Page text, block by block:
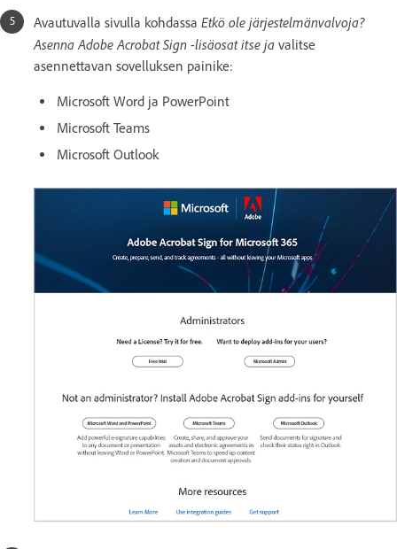
Avautuvalla sivulla kohdassa Etkö ole järjestelmänvalvoja?
Asenna Adobe Acrobat Sign -lisäosat itse ja valitse
asennettavan sovelluksen painike:
Microsoft Word ja PowerPoint
Microsoft Teams
Microsoft Outlook